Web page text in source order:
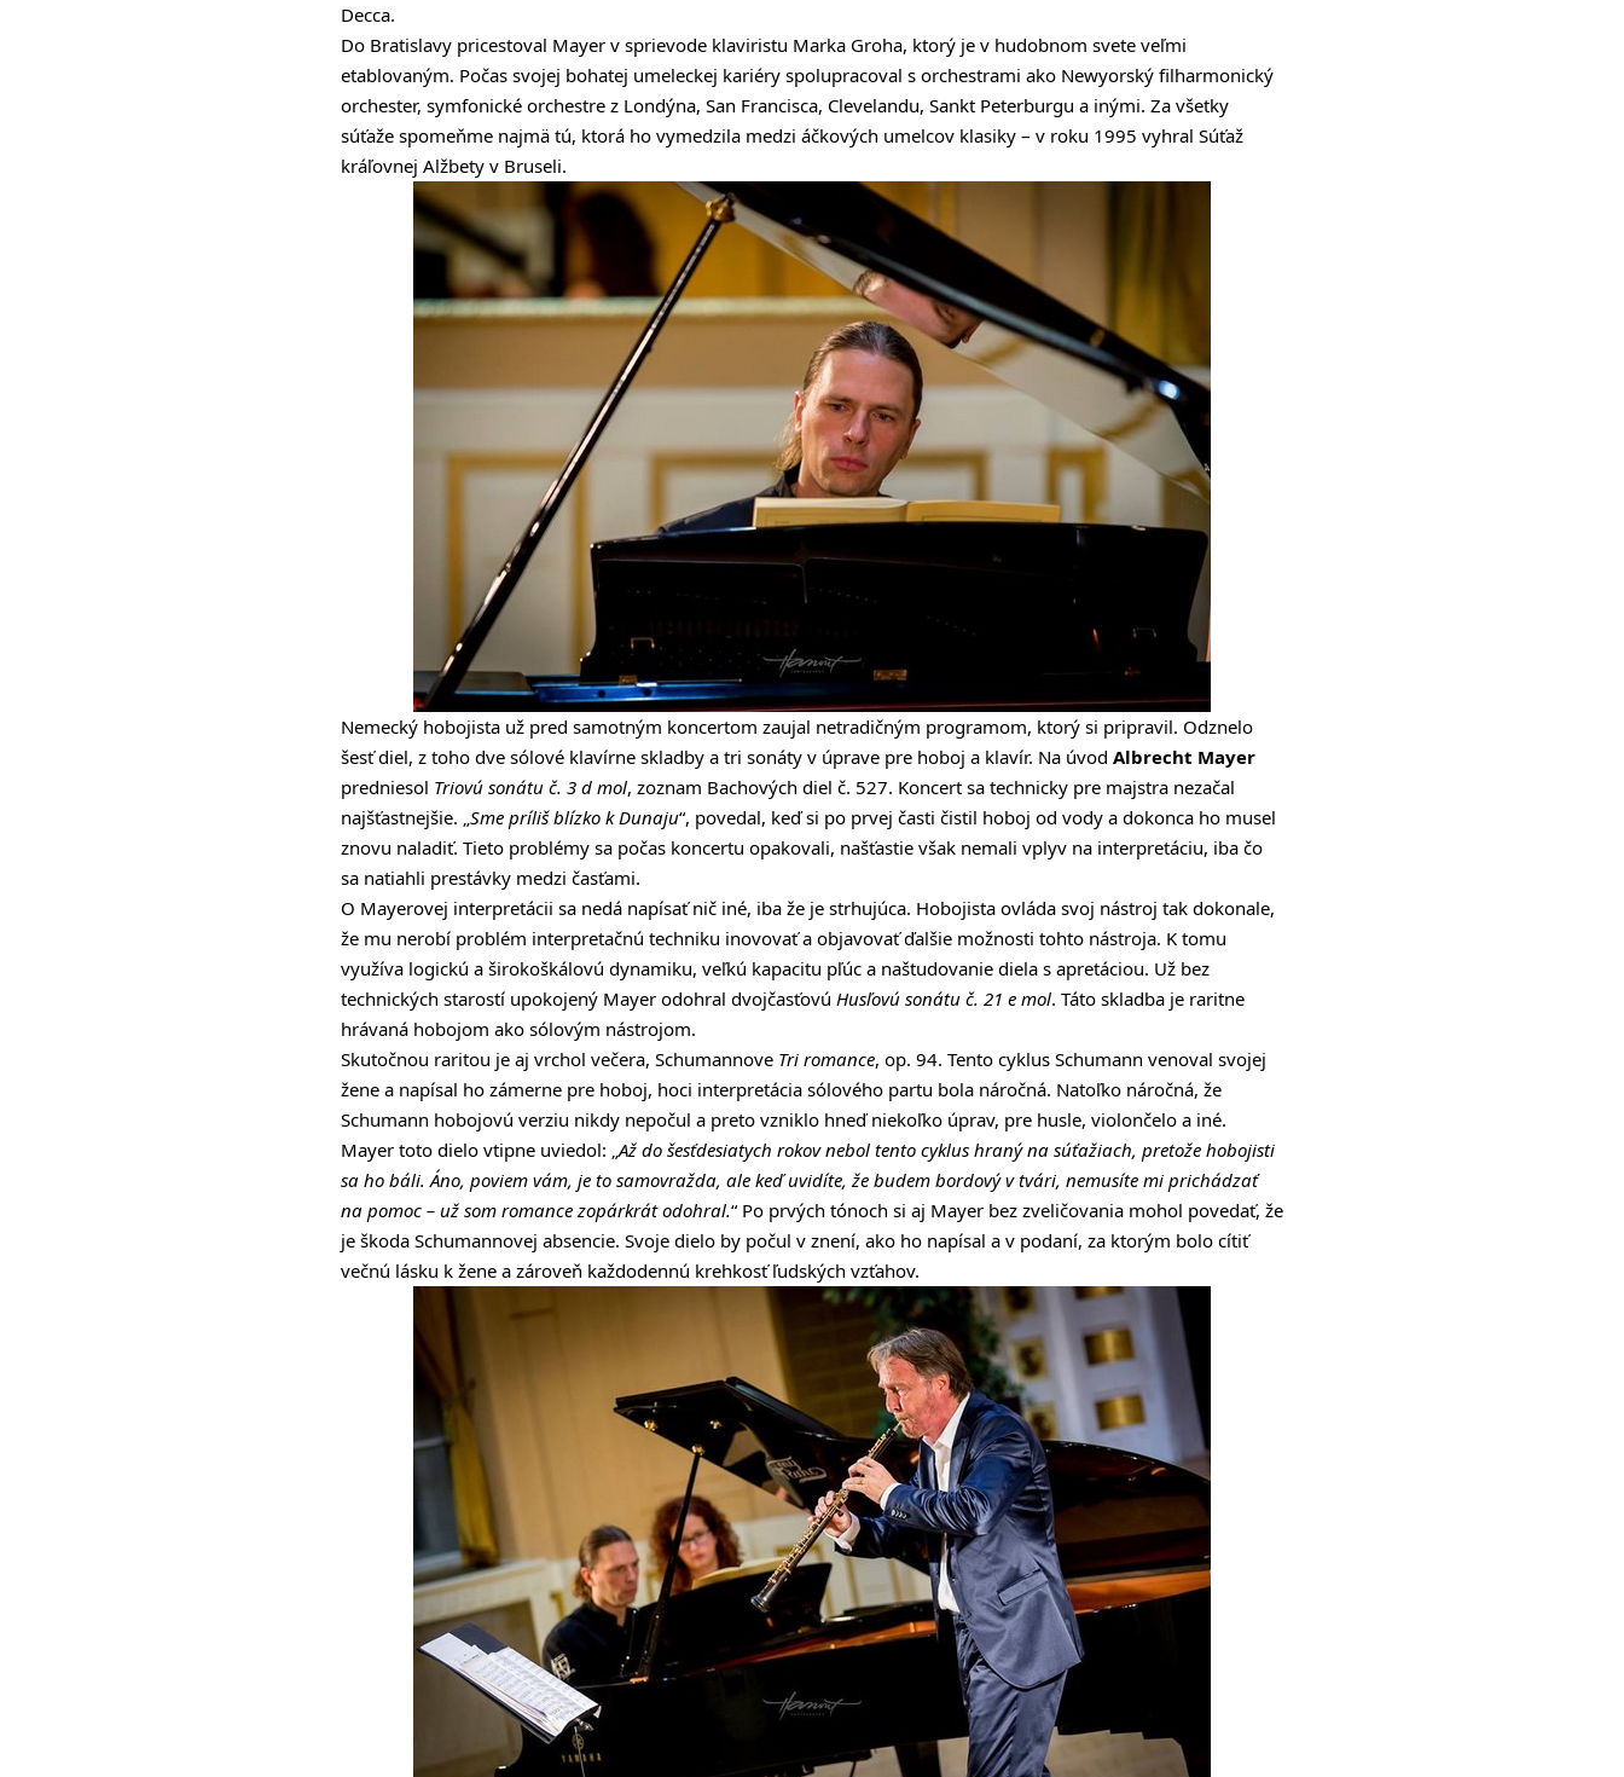
Decca.
Do Bratislavy pricestoval Mayer v sprievode klaviristu Marka Groha, ktorý je v hudobnom svete veľmi
etablovaným. Počas svojej bohatej umeleckej kariéry spolupracoval s orchestrami ako Newyorský filharmonický
orchester, symfonické orchestre z Londýna, San Francisca, Clevelandu, Sankt Peterburgu a inými. Za všetky
súťaže spomeňme najmä tú, ktorá ho vymedzila medzi áčkových umelcov klasiky – v roku 1995 vyhral Súťaž
kráľovnej Alžbety v Bruseli.
Nemecký hobojista už pred samotným koncertom zaujal netradičným programom, ktorý si pripravil. Odznelo
šesť diel, z toho dve sólové klavírne skladby a tri sonáty v úprave pre hoboj a klavír. Na úvod Albrecht Mayer
predniesol Triovú sonátu č. 3 d mol, zoznam Bachových diel č. 527. Koncert sa technicky pre majstra nezačal
najšťastnejšie. „ Sme príliš blízko k Dunaju“, povedal, keď si po prvej časti čistil hoboj od vody a dokonca ho musel
znovu naladiť. Tieto problémy sa počas koncertu opakovali, našťastie však nemali vplyv na interpretáciu, iba čo
sa natiahli prestávky medzi časťami.
O Mayerovej interpretácii sa nedá napísať nič iné, iba že je strhujúca. Hobojista ovláda svoj nástroj tak dokonale,
že mu nerobí problém interpretačnú techniku inovovať a objavovať ďalšie možnosti tohto nástroja. K tomu
využíva logickú a širokoškálovú dynamiku, veľkú kapacitu pľúc a naštudovanie diela s apretáciou. Už bez
technických starostí upokojený Mayer odohral dvojčasťovú Husľovú sonátu č. 21 e mol. Táto skladba je raritne
hrávaná hobojom ako sólovým nástrojom.
Skutočnou raritou je aj vrchol večera, Schumannove Tri romance, op. 94. Tento cyklus Schumann venoval svojej
žene a napísal ho zámerne pre hoboj, hoci interpretácia sólového partu bola náročná. Natoľko náročná, že
Schumann hobojovú verziu nikdy nepočul a preto vzniklo hneď niekoľko úprav, pre husle, violončelo a iné.
Mayer toto dielo vtipne uviedol: „ Až do šesťdesiatych rokov nebol tento cyklus hraný na súťažiach, pretože hobojisti
sa ho báli. Áno, poviem vám, je to samovražda, ale keď uvidíte, že budem bordový v tvári, nemusíte mi prichádzať
na pomoc – už som romance zopárkrát odohral.“ Po prvých tónoch si aj Mayer bez zveličovania mohol povedať, že
je škoda Schumannovej absencie. Svoje dielo by počul v znení, ako ho napísal a v podaní, za ktorým bolo cítiť
večnú lásku k žene a zároveň každodennú krehkosť ľudských vzťahov.